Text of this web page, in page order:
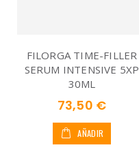
FILORGA TIME-FILLER
SERUM INTENSIVE 5XP
30ML
73,50 €
AÑADIR